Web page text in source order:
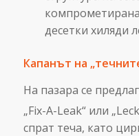
десетки хиляди
Капанът на
На пазара се
„Fix-A-Leak“ или
спрат теча, като